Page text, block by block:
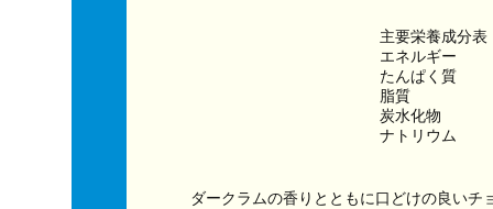
主要栄養成分
エネルギー　
たんぱく質　　
脂質　　　　
炭水化物　　　
ナトリウム　　
ダークラムの香りとともに口どけの良いチ